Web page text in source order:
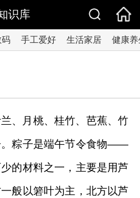
识库
码 手工爱好 生活家居 健康养
、月桃、桂竹、芭蕉、竹
。粽子是端午节令食物——
的材料之一，主要是用芦
般以箬叶为主，北方以芦